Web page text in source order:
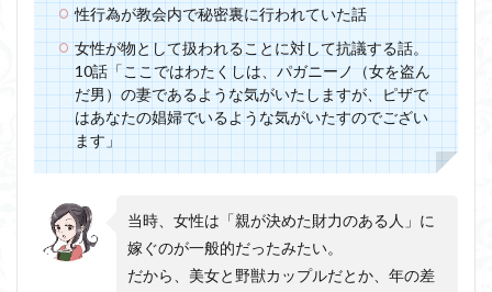
性行為が教会内で秘密裏に行われていた話
女性が物として扱われることに対して抗議する話。
10話「ここではわたくしは、パガニーノ（女を盗ん
だ男）の妻であるような気がいたしますが、ピザで
はあなたの娼婦でいるような気がいたすのでござい
ます」
当時、女性は「親が決めた財力のある人」に
嫁ぐのが一般的だったみたい。
だから、美女と野獣カップルだとか、年の差